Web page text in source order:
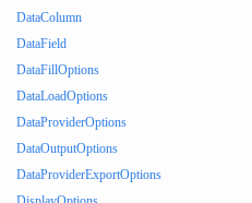
DataColumn
DataField
DataFillOptions
DataLoadOptions
DataProviderOptions
DataOutputOptions
DataProviderExportOptions